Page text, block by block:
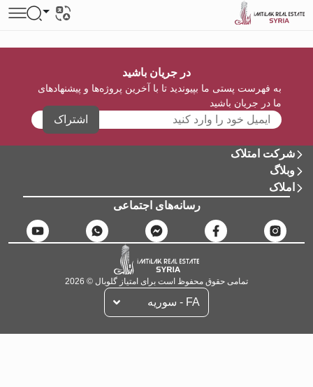
در جریان باشید
به فهرست پستی ما بپیوندید تا با آخرین پروژه‌ها و پیشنهادهای
ما در جریان باشید
اشتراک
شرکت امتلاک
وبلاگ
املاک
رسانه‌های اجتماعی
تمامی حقوق محفوظ است برای امتیاز گلوبال © 2026
FA - سوریه